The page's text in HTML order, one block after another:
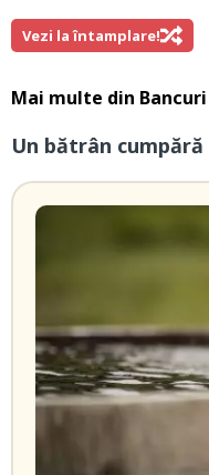
Vezi la întamplare!
Mai multe din Bancuri
Un bătrân